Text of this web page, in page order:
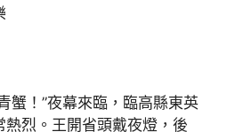
蟹！”夜幕來臨，臨高縣東英
烈。王開省頭戴夜燈，後